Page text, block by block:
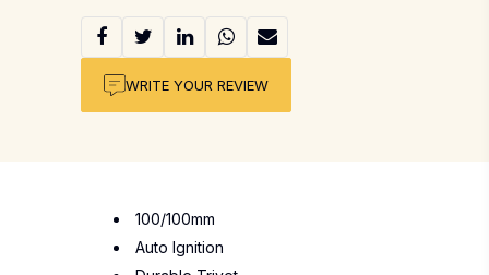
WRITE YOUR REVIEW
100/100mm
Auto Ignition